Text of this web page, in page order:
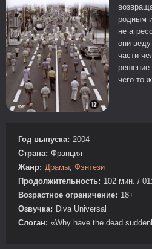
родным
не
они
части
чего-то
Год выпуска: 2004
Страна: Франция
Жанр: Драмы Фэнтези
Продолжительность: 102 мин. /
Возрастное ограничение: 18+
Озвучка: Diva Universal
Слоган: «Why have the dead